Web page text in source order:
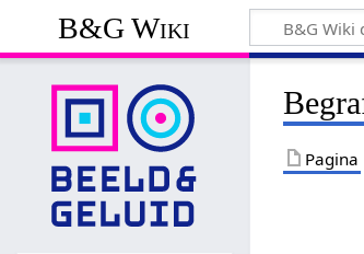
B&G Wiki
Pagina